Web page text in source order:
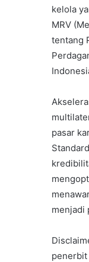
kelola
MRV
tentang
pasar
menjadi
penerbit